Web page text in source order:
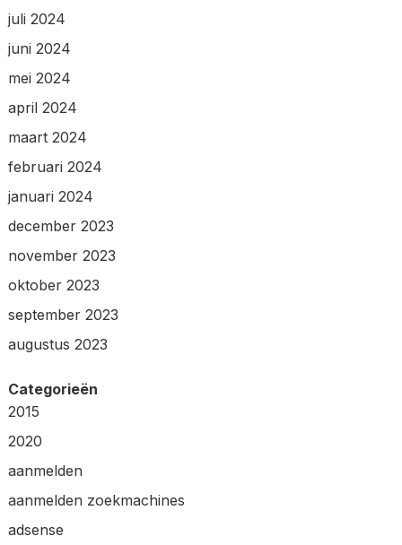
juli 2024
juni 2024
mei 2024
april 2024
maart 2024
februari 2024
januari 2024
december 2023
november 2023
oktober 2023
september 2023
augustus 2023
Categorieën
2015
2020
aanmelden
aanmelden zoekmachines
adsense